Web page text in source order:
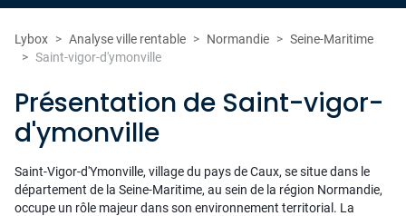
Lybox Analyse ville rentable Normandie
Seine-Maritime
Saint-vigor-d'ymonville
Présentation de Saint-vigor-
d'ymonville
Saint-Vigor-d'Ymonville, village du pays de Caux, se situe dans le
département de la Seine-Maritime, au sein de la région Normandie,
occupe un rôle majeur dans son environnement territorial. La